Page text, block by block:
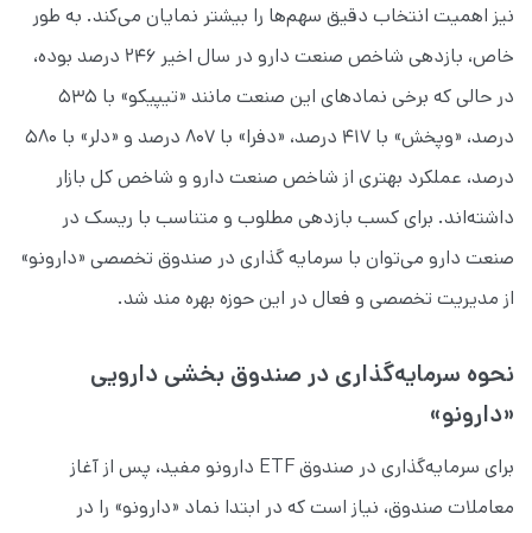
نیز اهمیت انتخاب دقیق سهم‌ها را بیشتر نمایان می‌کند. به طور
خاص، بازدهی شاخص صنعت دارو در سال اخیر ۲۴۶ درصد بوده،
در حالی که برخی نمادهای این صنعت مانند «تیپیکو» با ۵۳۵
درصد، «وپخش» با ۴۱۷ درصد، «دفرا» با ۸۰۷ درصد و «دلر» با ۵۸۰
درصد، عملکرد بهتری از شاخص صنعت دارو و شاخص کل بازار
داشته‌اند. برای کسب بازدهی مطلوب و متناسب با ریسک در
صنعت دارو می‌توان با سرمایه گذاری در صندوق تخصصی «دارونو»
از مدیریت تخصصی و فعال در این حوزه بهره مند شد.
نحوه سرمایه‌گذاری در صندوق بخشی دارویی
«دارونو»
برای سرمایه‌گذاری در صندوق ETF دارونو مفید، پس از آغاز
معاملات صندوق، نیاز است که در ابتدا نماد «دارونو» را در